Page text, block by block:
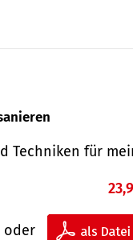
Techniken für
oder